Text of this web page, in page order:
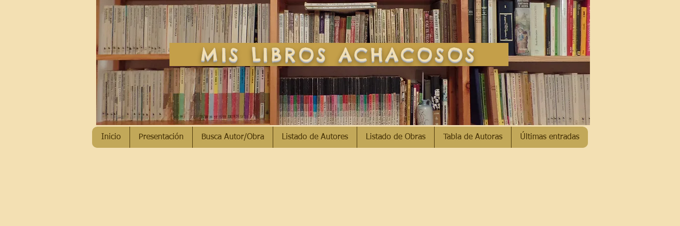
MIS LIBROS ACHACOSOS
Inicio Presentación Busca Autor/Obra Listado de Autores Listado de Obras Tabla de Autoras Últimas entradas